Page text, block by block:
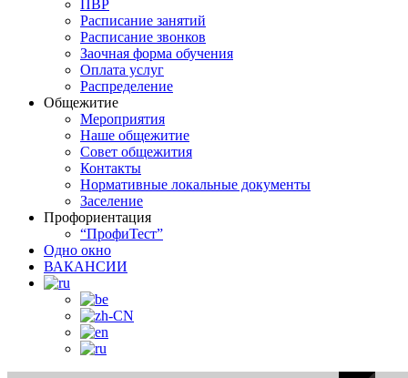
ПВР
Расписание занятий
Расписание звонков
Заочная форма обучения
Оплата услуг
Распределение
Общежитие
Мероприятия
Наше общежитие
Совет общежития
Контакты
Нормативные локальные документы
Заселение
Профориентация
“ПрофиТест”
Одно окно
ВАКАНСИИ